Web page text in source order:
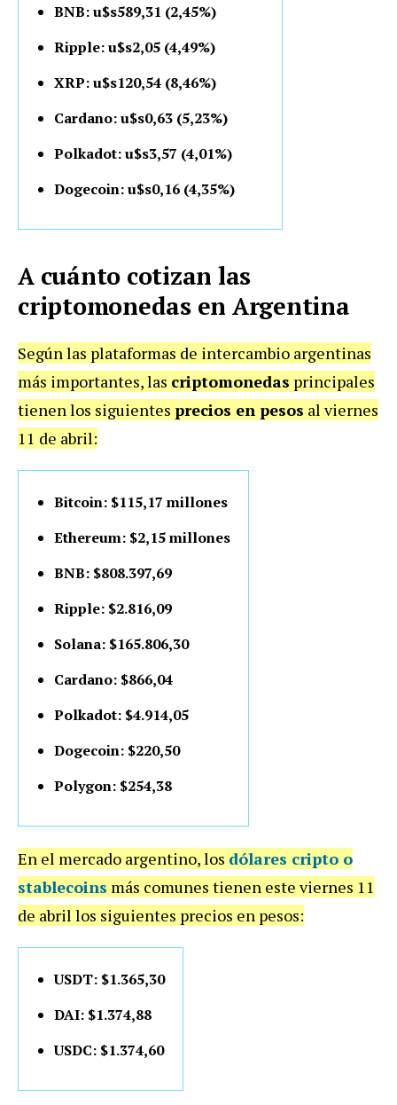
BNB: u$s589,31 (2,45%)
Ripple: u$s2,05 (4,49%)
XRP: u$s120,54 (8,46%)
Cardano: u$s0,63 (5,23%)
Polkadot: u$s3,57 (4,01%)
Dogecoin: u$s0,16 (4,35%)
A cuánto cotizan las
criptomonedas en Argentina
Según las plataformas de intercambio argentinas
más importantes, las criptomonedas principales
tienen los siguientes precios en pesos al viernes
11 de abril:
Bitcoin: $115,17 millones
Ethereum: $2,15 millones
BNB: $808.397,69
Ripple: $2.816,09
Solana: $165.806,30
Cardano: $866,04
Polkadot: $4.914,05
Dogecoin: $220,50
Polygon: $254,38
En el mercado argentino, los dólares cripto o
stablecoins más comunes tienen este viernes 11
de abril los siguientes precios en pesos:
USDT: $1.365,30
DAI: $1.374,88
USDC: $1.374,60